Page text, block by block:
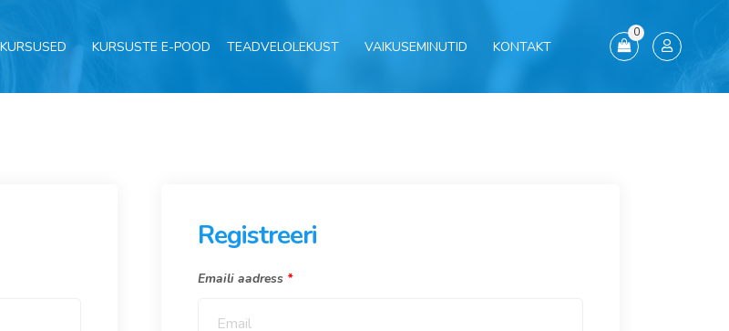
KURSUSED KURSUSTE E-POOD TEADVELOLEKUST VAIKUSEMINUTID KONTAKT
0
Registreeri
Emaili aadress *